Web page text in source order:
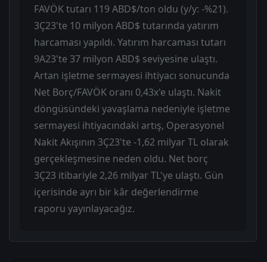
FAVÖK tutarı 119 ABD$/ton oldu (y/y: -%21).
3Ç23'te 10 milyon ABD$ tutarında yatırım
harcaması yapıldı. Yatırım harcaması tutarı
9A23'te 37 milyon ABD$ seviyesine ulaştı.
Artan işletme sermayesi ihtiyacı sonucunda
Net Borç/FAVÖK oranı 0,43x'e ulaştı. Nakit
döngüsündeki yavaşlama nedeniyle işletme
sermayesi ihtiyacındaki artış, Operasyonel
Nakit Akışının 3Ç23'te -1,62 milyar TL olarak
gerçekleşmesine neden oldu. Net borç
3Ç23 itibariyle 2,26 milyar TL'ye ulaştı. Gün
içerisinde ayrı bir kâr değerlendirme
raporu yayınlayacağız.